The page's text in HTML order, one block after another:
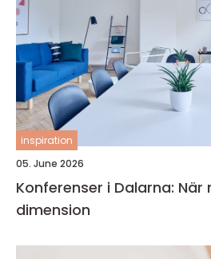
inspiration
05. June 2026
Konferenser i Dalarna:
dimension